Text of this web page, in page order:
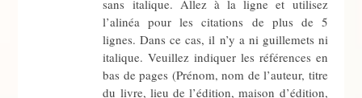
sans italique. Allez à la ligne et utilisez
l’alinéa pour les citations de plus de 5
lignes. Dans ce cas, il n’y a ni guillemets ni
italique. Veuillez indiquer les références en
bas de pages (Prénom, nom de l’auteur, titre
du livre, lieu de l’édition, maison d’édition,